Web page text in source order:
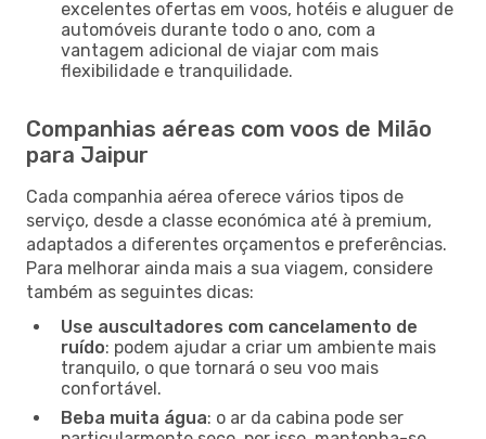
excelentes ofertas em voos, hotéis e aluguer de
automóveis durante todo o ano, com a
vantagem adicional de viajar com mais
flexibilidade e tranquilidade.
Companhias aéreas com voos de Milão
para Jaipur
Cada companhia aérea oferece vários tipos de
serviço, desde a classe económica até à premium,
adaptados a diferentes orçamentos e preferências.
Para melhorar ainda mais a sua viagem, considere
também as seguintes dicas:
Use auscultadores com cancelamento de
ruído: podem ajudar a criar um ambiente mais
tranquilo, o que tornará o seu voo mais
confortável.
Beba muita água: o ar da cabina pode ser